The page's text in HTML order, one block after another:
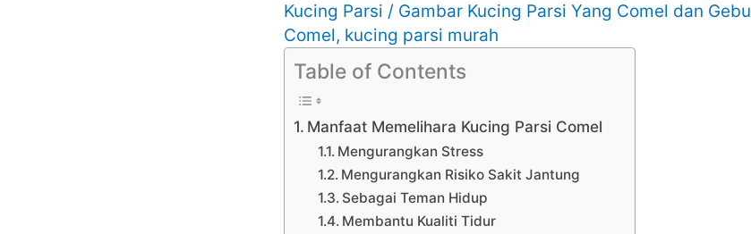
Kucing Parsi / Gambar Kucing Parsi Yang Comel dan Gebu
Comel, kucing parsi murah
Table of Contents
Manfaat Memelihara Kucing Parsi Comel
Mengurangkan Stress
Mengurangkan Risiko Sakit Jantung
Sebagai Teman Hidup
Membantu Kualiti Tidur